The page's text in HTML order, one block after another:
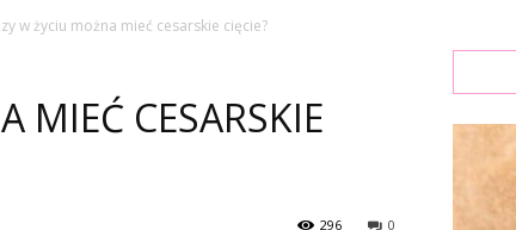
w życiu można mieć cesarskie cięcie?
MIEĆ CESARSKIE
0
296